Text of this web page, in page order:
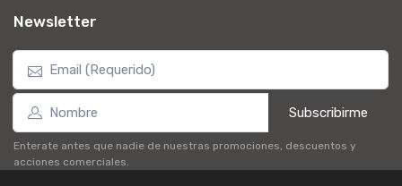
Newsletter
Subscribirme
Enterate antes que nadie de nuestras promociones, descuentos y
acciones comerciales.